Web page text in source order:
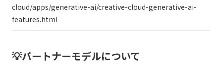
cloud/apps/generative-ai/creative-cloud-generative-ai-
features.html
💡パートナーモデルについて